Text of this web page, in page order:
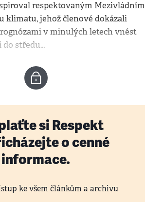
respektovaným Mezivládním
klimatu, jehož členové dokázali
v minulých letech vnést
do středu…
si Respekt
o cenné
informace.
ke všem článkům a archivu